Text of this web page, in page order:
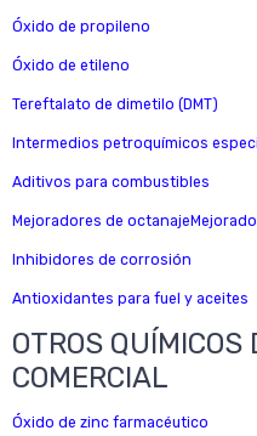
Óxido de propileno
Óxido de etileno
Tereftalato de dimetilo (DMT)
Intermedios petroquímicos
Aditivos para combustibles
Mejoradores de
Inhibidores de corrosión
Antioxidantes para fuel y aceites
OTROS QUÍMICOS
COMERCIAL
Óxido de zinc farmacéutico